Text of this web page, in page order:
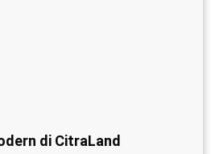
di CitraLand